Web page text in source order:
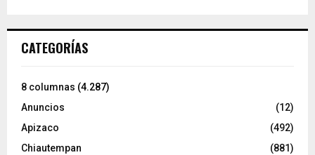
CATEGORÍAS
8 columnas (4.287)
Anuncios
(12)
Apizaco
(492)
Chiautempan
(881)